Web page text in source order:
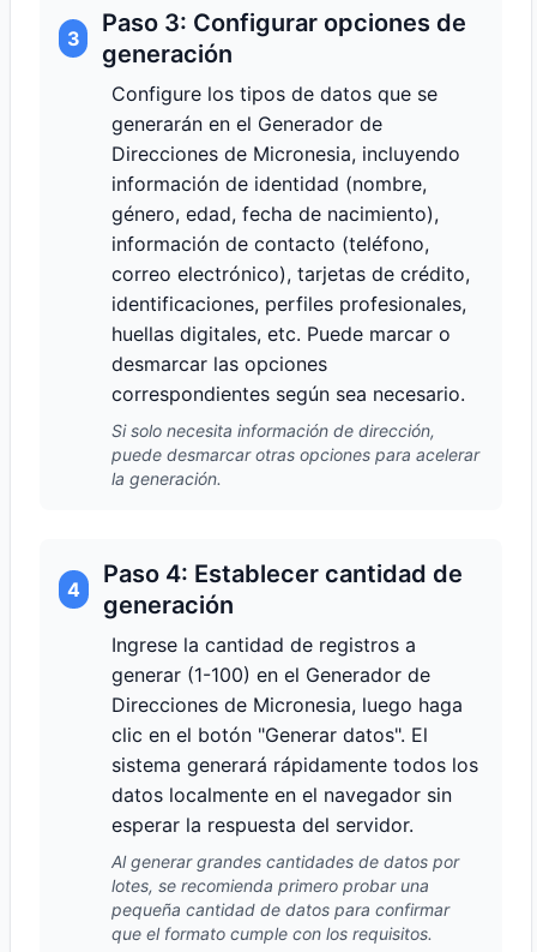
3
Paso 3: Configurar opciones de
generación
Configure los tipos de datos que se
generarán en el Generador de
Direcciones de Micronesia, incluyendo
información de identidad (nombre,
género, edad, fecha de nacimiento),
información de contacto (teléfono,
correo electrónico), tarjetas de crédito,
identificaciones, perfiles profesionales,
huellas digitales, etc. Puede marcar o
desmarcar las opciones
correspondientes según sea necesario.
Si solo necesita información de dirección,
puede desmarcar otras opciones para acelerar
la generación.
4
Paso 4: Establecer cantidad de
generación
Ingrese la cantidad de registros a
generar (1-100) en el Generador de
Direcciones de Micronesia, luego haga
clic en el botón "Generar datos". El
sistema generará rápidamente todos los
datos localmente en el navegador sin
esperar la respuesta del servidor.
Al generar grandes cantidades de datos por
lotes, se recomienda primero probar una
pequeña cantidad de datos para confirmar
que el formato cumple con los requisitos.